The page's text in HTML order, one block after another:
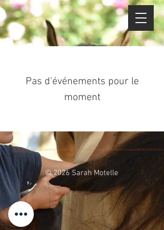
Pas d'événements pour le
moment
Ostéopathe Animalier Ducey, Ostéopathe Animalier Manche 50, Ostéopathe Animalier Sud Manche 50, Ostéopathe Animalier Ille-et-Vilaine 35, Ostéopathe Animalier St Malo, Ostéopathe Animalier Avranches, Ostéopathe Animalier Granville, Ostéopathe Animalier Jullouville, Ostéopathe Animalier Brécey, Ostéopathe Animalier Mortain, Ostéopathe Animalier St Hilaire du Harcouët, Ostéopathe Animalier Le Teilleul, Ostéopathe Animalier Isigny-le-buat, Ostéopathe Animalier Fougères, Ostéopathe Animalier Dol de Bretagne, Ostéopathe Animalier Cancale, Ostéopathe Animalier St Broladre, Ostéopathe Animalier Combourg, Ostéopathe Animalier Pontorson, Ostéopathe Animalier St James, Ostéopathe Animalier St Lo, Ostéopathe Animalier Vire, Ostéopathe Animalier Villedieu les pôeles
Sarah Motelle Ostéopathe Animalier
© 2026 Sarah Motelle